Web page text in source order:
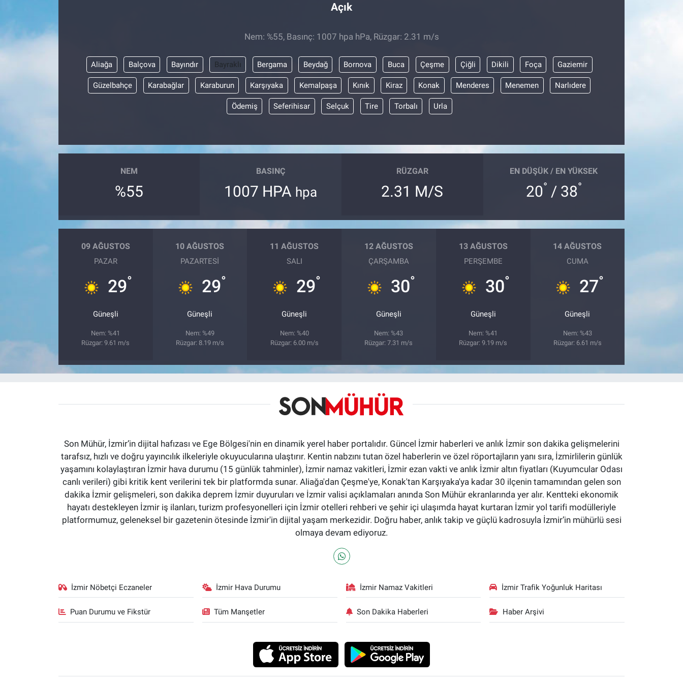
Açık
Nem: %55, Basınç: 1007 hpa hPa, Rüzgar: 2.31 m/s
Aliağa Balçova Bayındır Bayraklı Bergama Beydağ Bornova Buca Çeşme Çiğli Dikili Foça Gaziemir
Güzelbahçe Karabağlar Karaburun Karşıyaka Kemalpaşa Kınık Kiraz Konak Menderes Menemen Narlıdere
Ödemiş Seferihisar Selçuk Tire Torbalı Urla
NEM
%55
BASINÇ
1007 HPA hpa
RÜZGAR
2.31 M/S
EN DÜŞÜK / EN YÜKSEK
20° / 38°
09 AĞUSTOS
PAZAR
29°
Güneşli
Nem: %41
Rüzgar: 9.61 m/s
10 AĞUSTOS
PAZARTESI
29°
Güneşli
Nem: %49
Rüzgar: 8.19 m/s
11 AĞUSTOS
SALI
29°
Güneşli
Nem: %40
Rüzgar: 6.00 m/s
12 AĞUSTOS
ÇARŞAMBA
30°
Güneşli
Nem: %43
Rüzgar: 7.31 m/s
13 AĞUSTOS
PERŞEMBE
30°
Güneşli
Nem: %41
Rüzgar: 9.19 m/s
14 AĞUSTOS
CUMA
27°
Güneşli
Nem: %43
Rüzgar: 6.61 m/s
Son Mühür, İzmir’in dijital hafızası ve Ege Bölgesi'nin en dinamik yerel haber portalıdır. Güncel İzmir haberleri ve anlık İzmir son dakika gelişmelerini
tarafsız, hızlı ve doğru yayıncılık ilkeleriyle okuyucularına ulaştırır. Kentin nabzını tutan özel haberlerin ve özel röportajların yanı sıra, İzmirlilerin günlük
yaşamını kolaylaştıran İzmir hava durumu (15 günlük tahminler), İzmir namaz vakitleri, İzmir ezan vakti ve anlık İzmir altın fiyatları (Kuyumcular Odası
canlı verileri) gibi kritik kent verilerini tek bir platformda sunar. Aliağa'dan Çeşme'ye, Konak'tan Karşıyaka'ya kadar 30 ilçenin tamamından gelen son
dakika İzmir gelişmeleri, son dakika deprem İzmir duyuruları ve İzmir valisi açıklamaları anında Son Mühür ekranlarında yer alır. Kentteki ekonomik
hayatı destekleyen İzmir iş ilanları, turizm profesyonelleri için İzmir otelleri rehberi ve şehir içi ulaşımda hayat kurtaran İzmir yol tarifi modülleriyle
platformumuz, geleneksel bir gazetenin ötesinde İzmir'in dijital yaşam merkezidir. Doğru haber, anlık takip ve güçlü kadrosuyla İzmir’in mühürlü sesi
olmaya devam ediyoruz.
İzmir Nöbetçi Eczaneler İzmir Hava Durumu İzmir Namaz Vakitleri İzmir Trafik Yoğunluk Haritası
Puan Durumu ve Fikstür Tüm Manşetler Son Dakika Haberleri Haber Arşivi